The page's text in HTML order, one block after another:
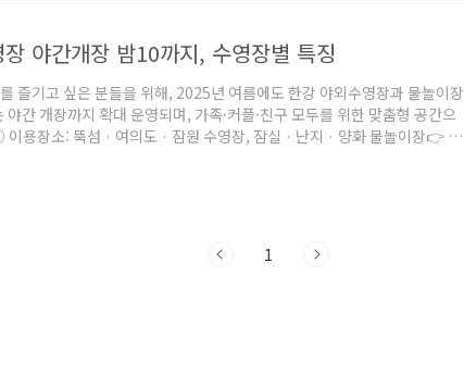
야간개장 밤10까지, 수영장별 특징
즐기고 싶은 분들을 위해, 2025년 여름에도 한강 야외수영장과 물놀이장
간 개장까지 확대 운영되며, 가족·커플·친구 모두를 위한 맞춤형 공간으
용장소: 뚝섬 · 여의도 · 잠원 수영장, 잠실 · 난지 · 양화 물놀이장👉 시
팁6. 자주 묻는 질문1. 운영 개요운영 기간: 2025년 6월 20일(금) ~ 8월
1